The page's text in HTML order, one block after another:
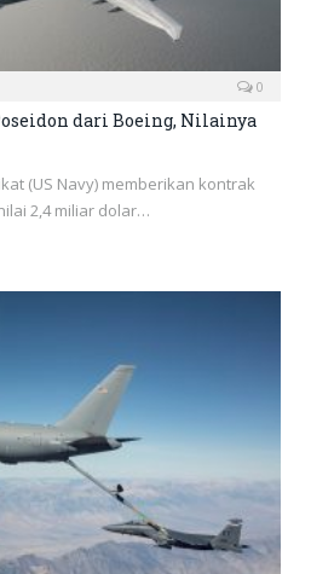
0
dari Boeing, Nilainya
(US Navy) memberikan kontrak
2,4 miliar dolar…